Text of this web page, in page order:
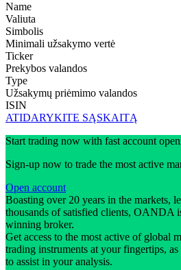
Name
Valiuta
Simbolis
Minimali užsakymo vertė
Ticker
Prekybos valandos
Type
Užsakymų priėmimo valandos
ISIN
ATIDARYKITE SĄSKAITĄ
Start trading now with fast account
Sign-up now to trade the most active
Open account
Boasting over 20 years in the markets,
thousands of satisfied clients, OANDA
winning broker.
Get access to the most active of global
trading instruments at your fingertips,
to assist in your analysis.